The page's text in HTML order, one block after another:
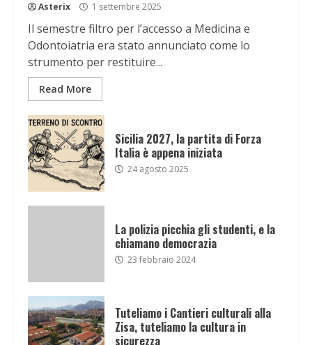
Asterix 1 settembre 2025
Il semestre filtro per l’accesso a Medicina e
Odontoiatria era stato annunciato come lo
strumento per restituire...
Read More
Sicilia 2027, la partita di Forza
Italia è appena iniziata
24 agosto 2025
La polizia picchia gli studenti, e la
chiamano democrazia
23 febbraio 2024
Tuteliamo i Cantieri culturali alla
Zisa, tuteliamo la cultura in
sicurezza